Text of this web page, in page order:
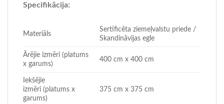
Specifikācija:
Materiāls
Sertificēta ziemeļvalstu priede /
Skandināvijas egle
Ārējie izmēri (platums
x garums)
400 cm x 400 cm
Iekšējie
izmēri (platums x
garums)
375 cm x 375 cm